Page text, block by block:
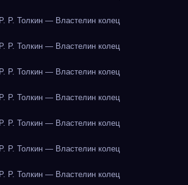
Р. Толкин — Властелин колец
Р. Толкин — Властелин колец
Р. Толкин — Властелин колец
Р. Толкин — Властелин колец
Р. Толкин — Властелин колец
Р. Толкин — Властелин колец
Р. Толкин — Властелин колец